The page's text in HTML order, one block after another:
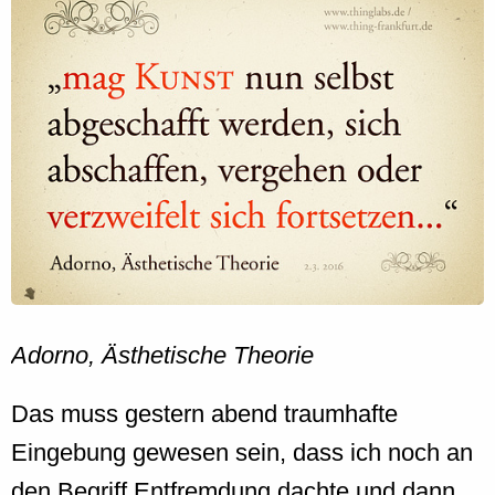
Adorno, Ästhetische Theorie
Das muss gestern abend traumhafte
Eingebung gewesen sein, dass ich noch an